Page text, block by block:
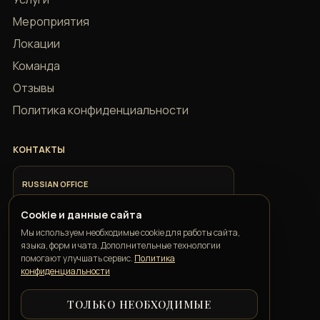
Мероприятия
Локации
Команда
Отзывы
Политика конфиденциальности
КОНТАКТЫ
RUSSIAN OFFICE
+7 918 685 9883
ITALIAN OFFICE
+39 351 352 1163
GEORGIAN OFFICE
Cookie и данные сайта
Мы используем необходимые cookie для работы сайта,
языка, форм и чата. Дополнительные технологии
помогают улучшать сервис. Политика
конфиденциальности
ТОЛЬКО НЕОБХОДИМЫЕ